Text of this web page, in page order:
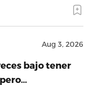
Aug 3, 2026
bajo tener